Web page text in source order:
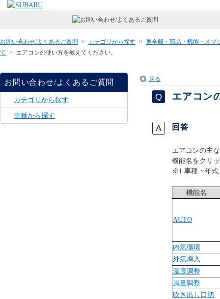
お問い合わせ/よくあるご質問 > カテゴリから探す > 車全般・部品・機能・オプ
て > エアコンの使い方を教えてください。
お問い合わせ/よくあるご質問
カテゴリから探す
車種から探す
戻る
エアコン
回答
エアコンの主
機能名をクリ
※1 車種・年式
機能名
AUTO
内気循環
外気導入
温度調整
風量調整
吹き出し口切